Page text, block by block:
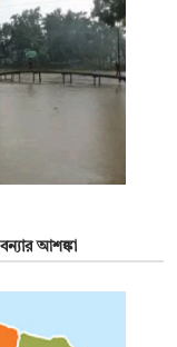
আশঙ্কা